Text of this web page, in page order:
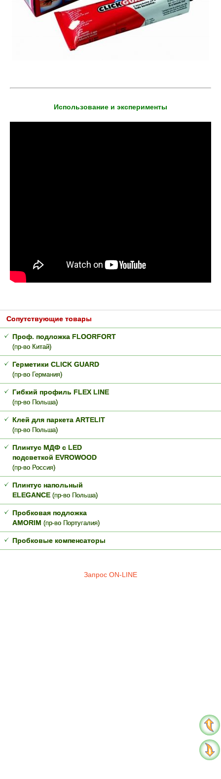
Использование и эксперименты
Сопутствующие товары
Проф. подложка FLOORFORT
(пр-во Китай)
Герметики CLICK GUARD
(пр-во Германия)
Гибкий профиль FLEX LINE
(пр-во Польша)
Клей для паркета ARTELIT
(пр-во Польша)
Плинтус МДФ с LED
подсветкой EVROWOOD
(пр-во Россия)
Плинтус напольный
ELEGANCE (пр-во Польша)
Пробковая подложка
AMORIM (пр-во Португалия)
Пробковые компенсаторы
Запрос ON-LINE